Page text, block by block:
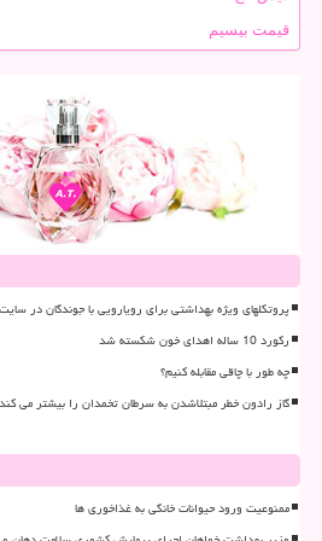
قیمت بیسیم
پروتکلهای ویژه بهداشتی برای رویارویی با جوندگان در
رکورد 10 ساله اهدای خون شکسته شد
چه طور با چاقی مقابله کنیم؟
گاز رادون خطر مبتلاشدن به سرطان تخمدان را بیشتر می کند
ممنوعیت ورود حیوانات خانگی به غذاخوری ها